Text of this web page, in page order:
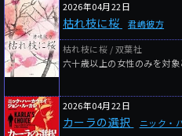
2026年04月22日
枯れ枝に桜 君嶋彼方
枯れ枝に桜 / 双葉社
六十歳以上の女性のみを対象
2026年04月22日
カーラの選択 ニック・